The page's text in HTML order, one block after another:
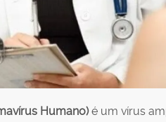
Humano)é um vírus